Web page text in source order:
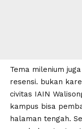
Tema milenium
resensi. bukan
civitas IAIN
kampus bisa
halaman tengah.